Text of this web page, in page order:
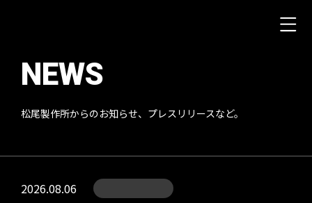
NEWS
松尾製作所からのお知らせ、プレスリリースなど。
2026.08.06